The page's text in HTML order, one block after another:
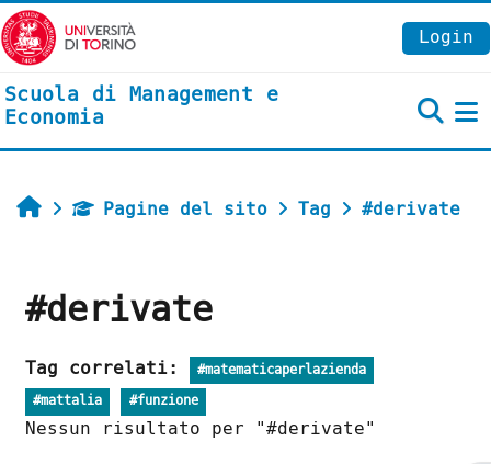
Vai al contenuto principale
Login
Scuola di Management e
Economia
HomePagine del sito Tag #derivate
#derivate
Tag correlati:
#matematicaperlazienda
#mattalia
#funzione
Nessun risultato per "#derivate"